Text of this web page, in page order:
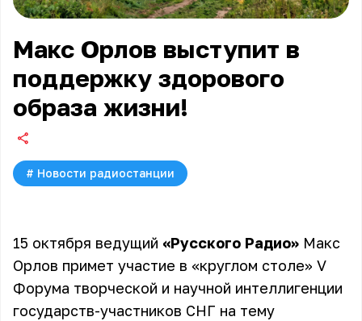
Макс Орлов выступит в
поддержку здорового
образа жизни!
# Новости радиостанции
15 октября ведущий «Русского Радио» Макс
Орлов примет участие в «круглом столе» V
Форума творческой и научной интеллигенции
государств-участников СНГ на тему